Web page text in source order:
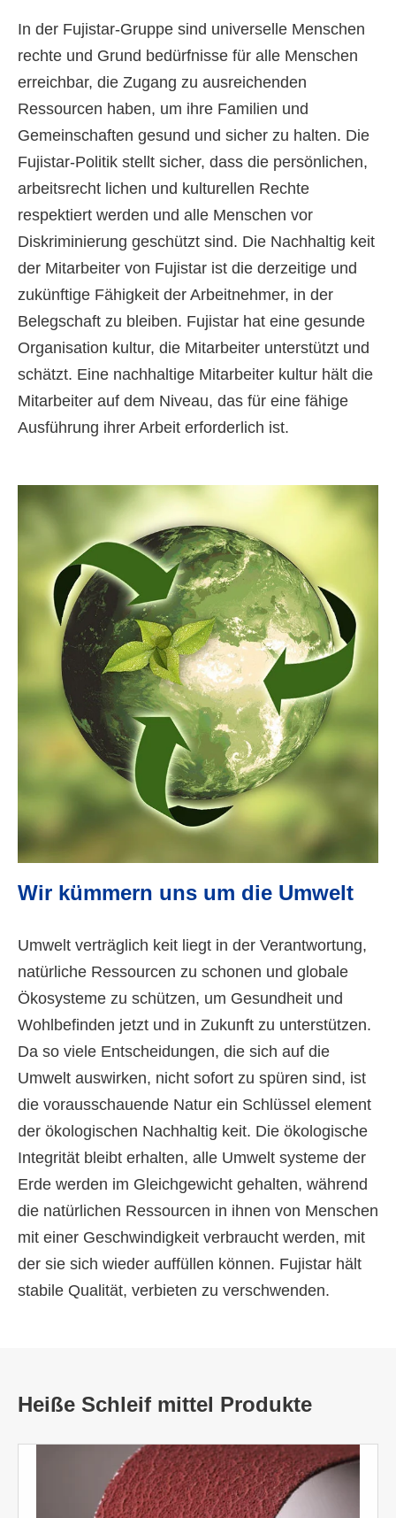
In der Fujistar-Gruppe sind universelle Menschen
rechte und Grund bedürfnisse für alle Menschen
erreichbar, die Zugang zu ausreichenden
Ressourcen haben, um ihre Familien und
Gemeinschaften gesund und sicher zu halten. Die
Fujistar-Politik stellt sicher, dass die persönlichen,
arbeitsrecht lichen und kulturellen Rechte
respektiert werden und alle Menschen vor
Diskriminierung geschützt sind. Die Nachhaltig keit
der Mitarbeiter von Fujistar ist die derzeitige und
zukünftige Fähigkeit der Arbeitnehmer, in der
Belegschaft zu bleiben. Fujistar hat eine gesunde
Organisation kultur, die Mitarbeiter unterstützt und
schätzt. Eine nachhaltige Mitarbeiter kultur hält die
Mitarbeiter auf dem Niveau, das für eine fähige
Ausführung ihrer Arbeit erforderlich ist.
Wir kümmern uns um die Umwelt
Umwelt verträglich keit liegt in der Verantwortung,
natürliche Ressourcen zu schonen und globale
Ökosysteme zu schützen, um Gesundheit und
Wohlbefinden jetzt und in Zukunft zu unterstützen.
Da so viele Entscheidungen, die sich auf die
Umwelt auswirken, nicht sofort zu spüren sind, ist
die vorausschauende Natur ein Schlüssel element
der ökologischen Nachhaltig keit. Die ökologische
Integrität bleibt erhalten, alle Umwelt systeme der
Erde werden im Gleichgewicht gehalten, während
die natürlichen Ressourcen in ihnen von Menschen
mit einer Geschwindigkeit verbraucht werden, mit
der sie sich wieder auffüllen können. Fujistar hält
stabile Qualität, verbieten zu verschwenden.
Heiße Schleif mittel Produkte